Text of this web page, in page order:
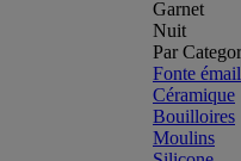
Garnet
Nuit
Par
Fonte
Céramique
Bouilloires
Moulins